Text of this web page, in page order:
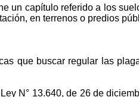
un capítulo referido a los
en terrenos o predios
que buscar regular las
N° 13.640, de 26 de